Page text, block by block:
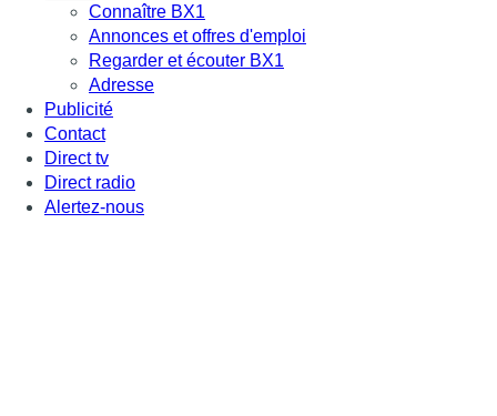
Connaître BX1
Annonces et offres d'emploi
Regarder et écouter BX1
Adresse
Publicité
Contact
Direct tv
Direct radio
Alertez-nous